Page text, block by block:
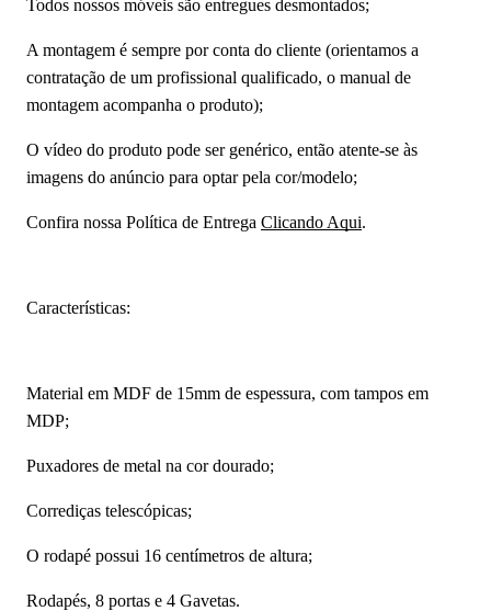
Todos nossos móveis são entregues desmontados;
A montagem é sempre por conta do cliente (orientamos a
contratação de um profissional qualificado, o manual de
montagem acompanha o produto);
O vídeo do produto pode ser genérico, então atente-se às
imagens do anúncio para optar pela cor/modelo;
Confira nossa Política de Entrega Clicando Aqui.
Características:
Material em MDF de 15mm de espessura, com tampos em
MDP;
Puxadores de metal na cor dourado;
Corrediças telescópicas;
O rodapé possui 16 centímetros de altura;
Rodapés, 8 portas e 4 Gavetas.